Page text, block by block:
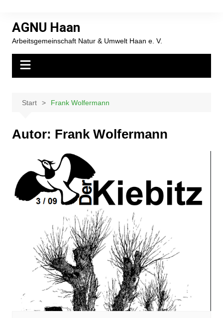
springen
AGNU Haan
Arbeitsgemeinschaft Natur & Umwelt Haan e. V.
Start Frank Wolfermann
Autor: Frank Wolfermann